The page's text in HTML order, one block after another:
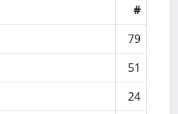
#
79
51
24